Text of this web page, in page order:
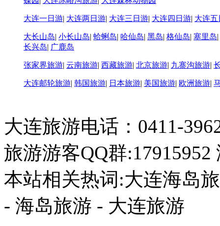
大连一日游| 大连两日游| 大连三日游| 大连四日游| 大连五
大长山岛| 小长山岛| 蛤蜊岛| 哈仙岛| 黑岛| 格仙岛| 塞里岛|
长兴岛| 广鹿岛
张家界旅游| 云南旅游| 西藏旅游| 北京旅游| 九寨沟旅游|
大连邮轮旅游| 韩国旅游| 日本旅游| 美国旅游| 欧洲旅游|
大连旅游电话：0411-
旅游游客QQ群
本站相关热词:大连海岛
- 海岛旅游 - 大连旅游